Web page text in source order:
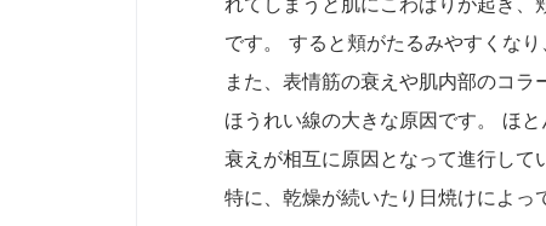
です。 すると頬がたるみやすくな
また、表情筋の衰えや肌内部のコラ
ほうれい線の大きな原因です。 ほ
衰えが相互に原因となって進行して
特に、乾燥が続いたり日焼けによっ